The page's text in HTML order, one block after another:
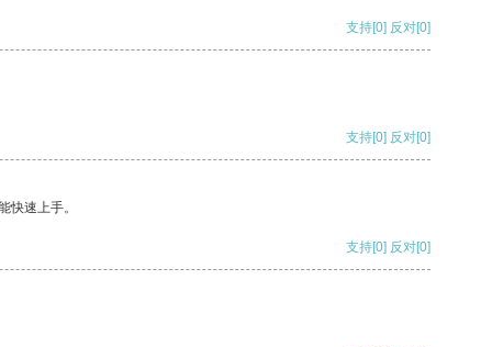
支持[0] 反对[0]
支持[0] 反对[0]
快速上手。
支持[0] 反对[0]